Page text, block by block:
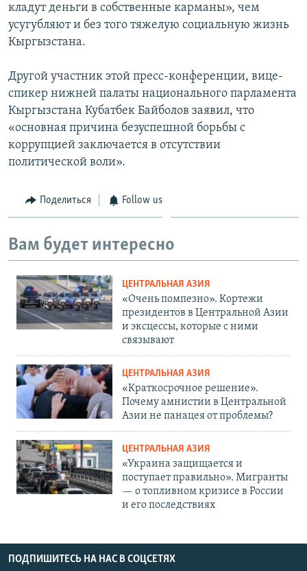
кладут деньги в собственные карманы», чем
усугубляют и без того тяжелую социальную жизнь
Кыргызстана.
Другой участник этой пресс-конференции, вице-
спикер нижней палаты национального парламента
Кыргызстана Кубатбек Байболов заявил, что
«основная причина безуспешной борьбы с
коррупцией заключается в отсутствии
политической воли».
Поделиться Follow us
Вам будет интересно
ЦЕНТРАЛЬНАЯ АЗИЯ
«Очень помпезно». Кортежи
президентов в Центральной Азии
и эксцессы, которые с ними
связывают
ЦЕНТРАЛЬНАЯ АЗИЯ
«Краткосрочное решение».
Почему амнистии в Центральной
Азии не панацея от проблемы?
ЦЕНТРАЛЬНАЯ АЗИЯ
«Украина защищается и
поступает правильно». Мигранты
— о топливном кризисе в России
и его последствиях
ПОДПИШИТЕСЬ НА НАС В СОЦСЕТЯХ